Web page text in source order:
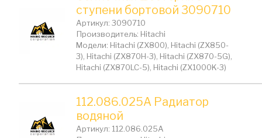
ступени бортовой 3090710
Артикул: 3090710
Производитель: Hitachi
Модели: Hitachi (ZX800), Hitachi (ZX850-
3), Hitachi (ZX870H-3), Hitachi (ZX870-5G),
Hitachi (ZX870LC-5), Hitachi (ZX1000K-3)
112.086.025A Радиатор
водяной
Артикул: 112.086.025A